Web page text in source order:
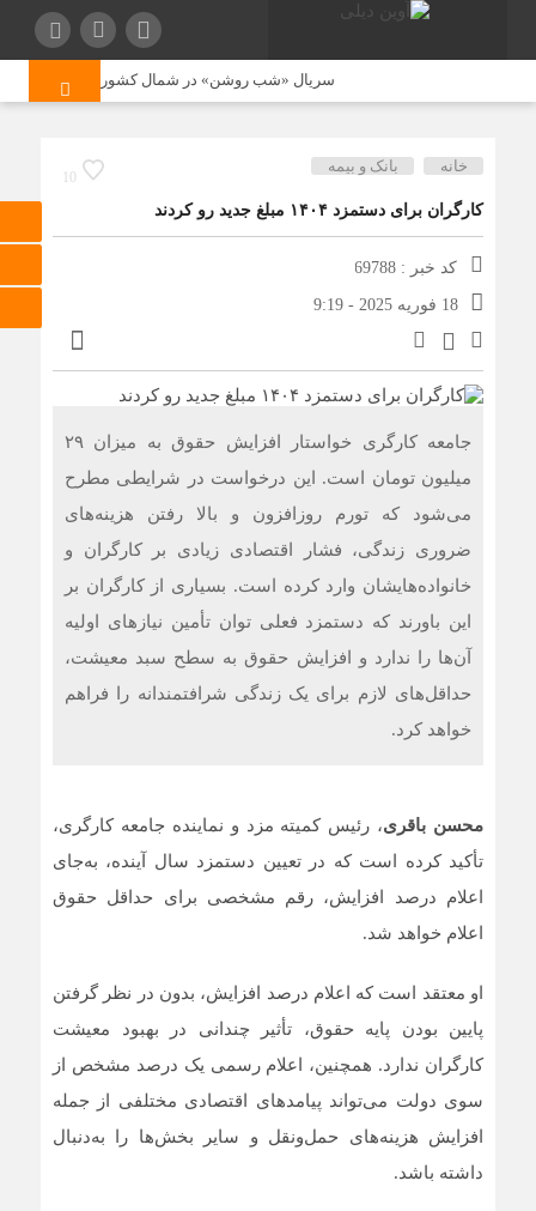
سریال «شب روشن» در شمال کشور کلید خورد
10
خانه بانک و بیمه
کارگران برای دستمزد ۱۴۰۴ مبلغ جدید رو کردند
کد خبر : 69788
18 فوریه 2025 - 9:19
جامعه کارگری خواستار افزایش حقوق به میزان ۲۹
میلیون تومان است. این درخواست در شرایطی مطرح
می‌شود که تورم روزافزون و بالا رفتن هزینه‌های
ضروری زندگی، فشار اقتصادی زیادی بر کارگران و
خانواده‌هایشان وارد کرده است. بسیاری از کارگران بر
این باورند که دستمزد فعلی توان تأمین نیازهای اولیه
آن‌ها را ندارد و افزایش حقوق به سطح سبد معیشت،
حداقل‌های لازم برای یک زندگی شرافتمندانه را فراهم
خواهد کرد.
محسن باقری، رئیس کمیته مزد و نماینده جامعه کارگری،
تأکید کرده است که در تعیین دستمزد سال آینده، به‌جای
اعلام درصد افزایش، رقم مشخصی برای حداقل حقوق
اعلام خواهد شد.
او معتقد است که اعلام درصد افزایش، بدون در نظر گرفتن
پایین بودن پایه حقوق، تأثیر چندانی در بهبود معیشت
کارگران ندارد. همچنین، اعلام رسمی یک درصد مشخص از
سوی دولت می‌تواند پیامدهای اقتصادی مختلفی از جمله
افزایش هزینه‌های حمل‌ونقل و سایر بخش‌ها را به‌دنبال
داشته باشد.